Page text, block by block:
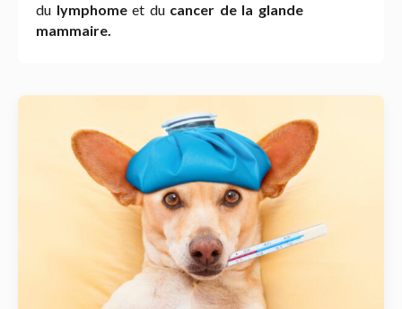
du lymphomeet ducancer de la glande
mammaire.